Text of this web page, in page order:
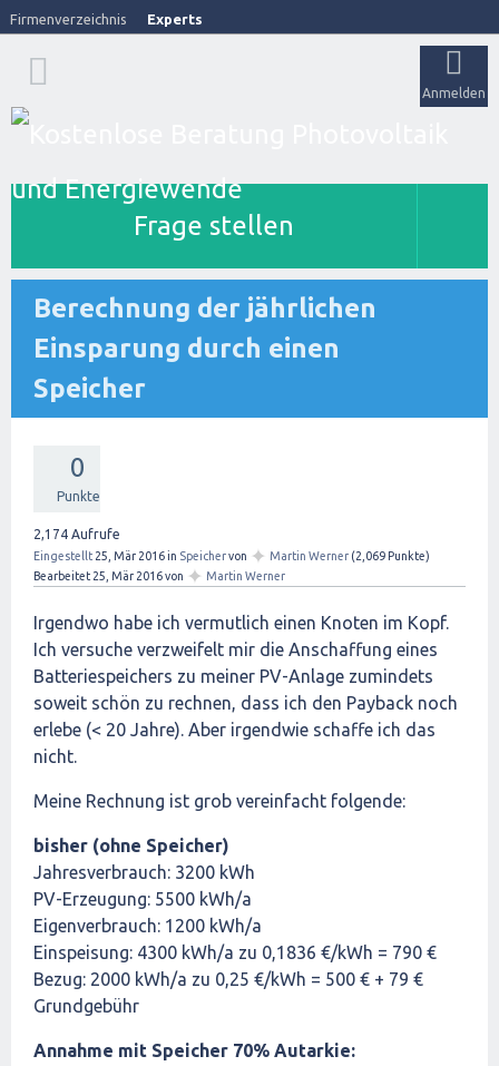
Firmenverzeichnis Experts
Anmelden
Frage stellen
Berechnung der jährlichen
Einsparung durch einen
Speicher
0
Punkte
2,174 Aufrufe
Eingestellt 25, Mär 2016in Speichervon ✦ Martin Werner (2,069 Punkte)
Bearbeitet 25, Mär 2016von ✦ Martin Werner
Irgendwo habe ich vermutlich einen Knoten im Kopf.
Ich versuche verzweifelt mir die Anschaffung eines
Batteriespeichers zu meiner PV-Anlage zumindets
soweit schön zu rechnen, dass ich den Payback noch
erlebe (< 20 Jahre). Aber irgendwie schaffe ich das
nicht.
Meine Rechnung ist grob vereinfacht folgende:
bisher (ohne Speicher)
Jahresverbrauch: 3200 kWh
PV-Erzeugung: 5500 kWh/a
Eigenverbrauch: 1200 kWh/a
Einspeisung: 4300 kWh/a zu 0,1836 €/kWh = 790 €
Bezug: 2000 kWh/a zu 0,25 €/kWh = 500 € + 79 €
Grundgebühr
Annahme mit Speicher 70% Autarkie: